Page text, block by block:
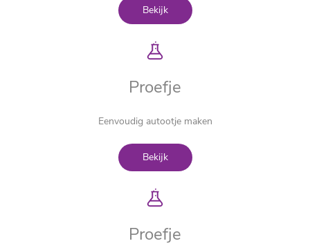
Bekijk
Proefje
Eenvoudig autootje maken
Bekijk
Proefje